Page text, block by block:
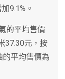
9.1%。
的平均售價
37.30元，按
的平均售價為